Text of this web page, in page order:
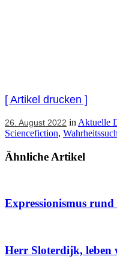
[ Artikel drucken ]
26. August 2022 in Aktuelle
Sciencefiction,
Ähnliche Artikel
Expressionismus
Herr Sloterdijk, leben